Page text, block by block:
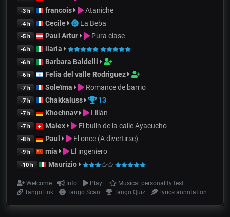
-3 h francois Ataniche
-4 h Cecile La Beba
-5 h Paul Artur Pura clase
-6 h ilaria
-6 h Barbara Baldelli
-6 h Felia del valle Rodriguez
-7 h Soleïma Romance de barrio
-7 h Chakkaluss 13
-7 h Khochnav Lilián
-7 h Malex El bulin de la calle Ayacucho
-8 h Paul El once (A divertirse)
-9 h mia El ingeniero
-10 h Maurizio
Welcome Info Play!
Musical personality test
TangoLink
Tango Scan Tango Quiz Lyrics annotation